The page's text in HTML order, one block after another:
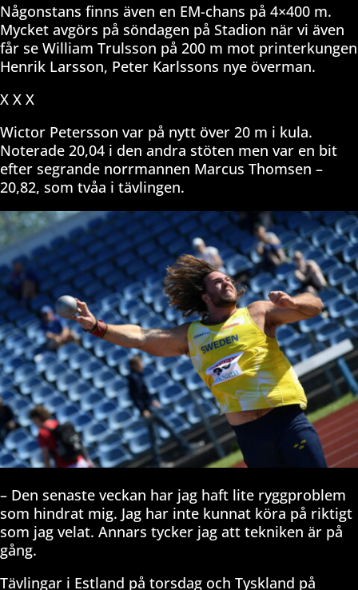
Någonstans finns även en EM-chans på 4×400 m.
Mycket avgörs på söndagen på Stadion när vi även
får se William Trulsson på 200 m mot printerkungen
Henrik Larsson, Peter Karlssons nye överman.
X X X
Wictor Petersson var på nytt över 20 m i kula.
Noterade 20,04 i den andra stöten men var en bit
efter segrande norrmannen Marcus Thomsen –
20,82, som tvåa i tävlingen.
– Den senaste veckan har jag haft lite ryggproblem
som hindrat mig. Jag har inte kunnat köra på riktigt
som jag velat. Annars tycker jag att tekniken är på
gång.
Tävlingar i Estland på torsdag och Tyskland på